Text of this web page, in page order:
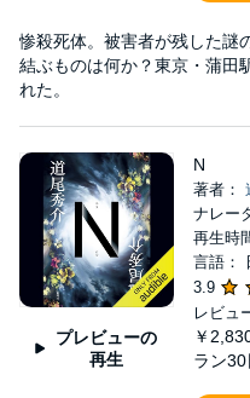
惨殺死体。被害者が残した謎
結ぶものは何か？東京・蒲田
れた。
プレビューの
再生
N
著者：
ナレー
再生時
言語：
3.9
レビュ
￥
ラン